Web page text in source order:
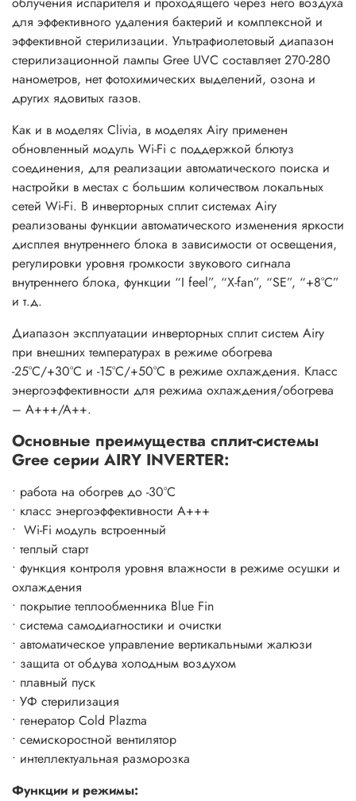
Основные преимущества сплит-системы
Gree серии AIRY INVERTER:
• работа на обогрев до -30°С
• класс энергоэффективности A+++
• теплый старт
• функция контроля уровня влажности в режиме осушки и
охлаждения
• покрытие теплообменника Blue Fin
• система самодиагностики и очистки
• автоматическое управление вертикальными жалюзи
• защита от обдува холодным воздухом
• плавный пуск
• УФ стерилизация
• генератор Cold Plazma
• интеллектуальная разморозка
Функции и режимы:
• Режим «Ночной» (sleep)
• Авторестарт
• Пульт ДУ с возможностью блокировки кнопок
• Фильтр «Механический (пластиковая сетка)»
• Фильтр «Многоступенчатый»
• Нагрев при низкой температуре наружного воздуха
• Охлаждение при низкой температуре наружного
воздуха
• Пульт ДУ с цветным дисплеем с часами
• Интеллектуальная разморозка
• Самодиагностика – контроль работы кондиционера
• Таймер
• Режим «Турбо»
• Фильтр «Угольный»
• Режим автоматического движения горизонтальных и
вертикальных жалюзи
• Возможность запуска при низком напряжении
для эффективного удаления бактерий и комплексной и
эффективной стерилизации. Ультрафиолетовый диапазон
стерилизационной лампы Gree UVC составляет 270-280
нанометров, нет фотохимических выделений, озона и
других ядовитых газов.
Как и в моделях Clivia, в моделях Airy применен
обновленный модуль Wi-Fi с поддержкой блютуз
соединения, для реализации автоматического поиска и
настройки в местах с большим количеством локальных
сетей Wi-Fi. В инверторных сплит системах Airy
реализованы функции автоматического изменения яркости
дисплея внутреннего блока в зависимости от освещения,
регулировки уровня громкости звукового сигнала
внутреннего блока, функции “I feel”, “X-fan”, “SE”, “+8°C”
и т.д.
Диапазон эксплуатации инверторных сплит систем Airy
при внешних температурах в режиме обогрева
-25°C/+30°C и -15°C/+50°C в режиме охлаждения. Класс
энергоэффективности для режима охлаждения/обогрева
– A+++/A++.
Основные преимущества сплит-системы
Gree серии AIRY INVERTER:
• работа на обогрев до -30°С
• класс энергоэффективности A+++
• Wi-Fi модуль встроенный
• теплый старт
• функция контроля уровня влажности в режиме осушки и
охлаждения
• покрытие теплообменника Blue Fin
• система самодиагностики и очистки
• автоматическое управление вертикальными жалюзи
• защита от обдува холодным воздухом
• плавный пуск
• УФ стерилизация
• генератор Cold Plazma
• семискоростной вентилятор
• интеллектуальная разморозка
Функции и режимы: